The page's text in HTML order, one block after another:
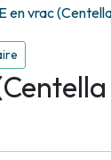
en vrac